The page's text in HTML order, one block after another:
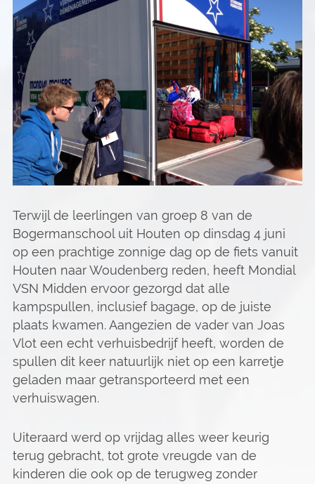
Terwijl de leerlingen van groep 8 van de
Bogermanschool uit Houten op dinsdag 4 juni
op een prachtige zonnige dag op de fiets vanuit
Houten naar Woudenberg reden, heeft Mondial
VSN Midden ervoor gezorgd dat alle
kampspullen, inclusief bagage, op de juiste
plaats kwamen. Aangezien de vader van Joas
Vlot een echt verhuisbedrijf heeft, worden de
spullen dit keer natuurlijk niet op een karretje
geladen maar getransporteerd met een
verhuiswagen.
Uiteraard werd op vrijdag alles weer keurig
terug gebracht, tot grote vreugde van de
kinderen die ook op de terugweg zonder